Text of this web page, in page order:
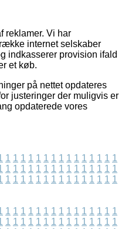
reklamer. Vi har
internet selskaber
indkasserer provision ifald
et køb.
på nettet opdateres
justeringer der muligvis er
opdaterede vores
1 1 1 1 1 1 1 1 1 1 1 1 1 1 1
1 1 1 1 1 1 1 1 1 1 1 1 1 1 1
1 1 1 1 1 1 1 1 1 1 1 1 1 1 1
1 1 1 1 1 1 1 1 1 1 1 1 1 1 1
1 1 1 1 1 1 1 1 1 1 1 1 1 1 1